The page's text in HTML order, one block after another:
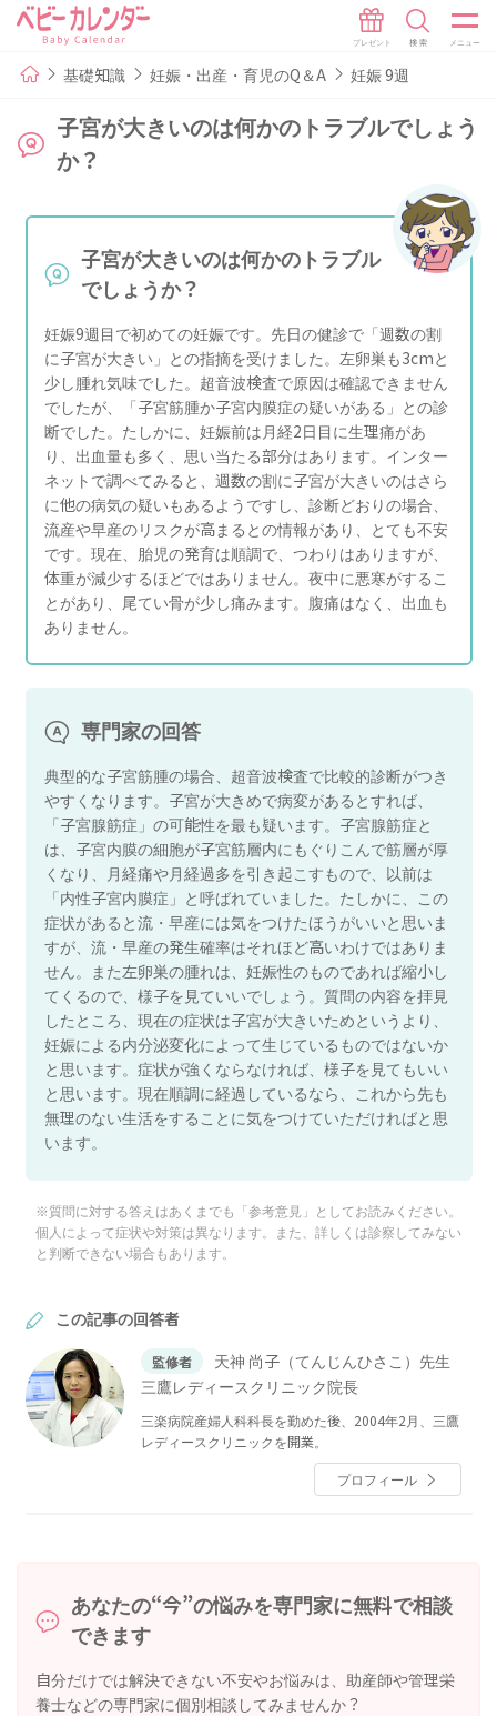
基礎知識 妊娠・出産・育児のQ＆A 妊娠 9週
子宮が大きいのは何かのトラブルでしょう
か？
子宮が大きいのは何かのトラブル
でしょうか？
妊娠9週目で初めての妊娠です。先日の健診で「週数の割
に子宮が大きい」との指摘を受けました。左卵巣も3cmと
少し腫れ気味でした。超音波検査で原因は確認できません
でしたが、「子宮筋腫か子宮内膜症の疑いがある」との診
断でした。たしかに、妊娠前は月経2日目に生理痛があ
り、出血量も多く、思い当たる部分はあります。インター
ネットで調べてみると、週数の割に子宮が大きいのはさら
に他の病気の疑いもあるようですし、診断どおりの場合、
流産や早産のリスクが高まるとの情報があり、とても不安
です。現在、胎児の発育は順調で、つわりはありますが、
体重が減少するほどではありません。夜中に悪寒がするこ
とがあり、尾てい骨が少し痛みます。腹痛はなく、出血も
ありません。
専門家の回答
典型的な子宮筋腫の場合、超音波検査で比較的診断がつき
やすくなります。子宮が大きめで病変があるとすれば、
「子宮腺筋症」の可能性を最も疑います。子宮腺筋症と
は、子宮内膜の細胞が子宮筋層内にもぐりこんで筋層が厚
くなり、月経痛や月経過多を引き起こすもので、以前は
「内性子宮内膜症」と呼ばれていました。たしかに、この
症状があると流・早産には気をつけたほうがいいと思いま
すが、流・早産の発生確率はそれほど高いわけではありま
せん。また左卵巣の腫れは、妊娠性のものであれば縮小し
てくるので、様子を見ていいでしょう。質問の内容を拝見
したところ、現在の症状は子宮が大きいためというより、
妊娠による内分泌変化によって生じているものではないか
と思います。症状が強くならなければ、様子を見てもいい
と思います。現在順調に経過しているなら、これから先も
無理のない生活をすることに気をつけていただければと思
います。
※質問に対する答えはあくまでも「参考意見」としてお読みください。
個人によって症状や対策は異なります。また、詳しくは診察してみない
と判断できない場合もあります。
この記事の回答者
監修者
天神 尚子（てんじんひさこ）先生
三鷹レディースクリニック院長
三楽病院産婦人科科長を勤めた後、2004年2月、三鷹
レディースクリニックを開業。
プロフィール
あなたの“今”の悩みを専門家に無料で相談
できます
自分だけでは解決できない不安やお悩みは、助産師や管理栄
養士などの専門家に個別相談してみませんか？